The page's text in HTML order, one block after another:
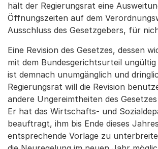
hält der Regierungsrat eine
Öffnungszeiten auf dem
Ausschluss des Gesetzgebers, für
Eine Revision des Gesetzes, dessen
mit dem Bundesgerichtsurteil
ist demnach unumgänglich und
Regierungsrat will die Revision
andere Ungereimtheiten des
Er hat das Wirtschafts- und
beauftragt, ihm bis Ende dieses
entsprechende Vorlage zu